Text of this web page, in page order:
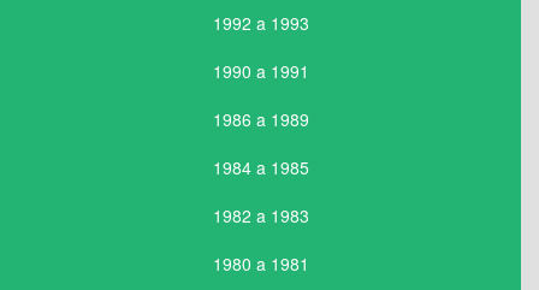
1992 a 1993
1990 a 1991
1986 a 1989
1984 a 1985
1982 a 1983
1980 a 1981